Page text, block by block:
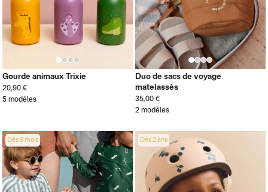
Gourde animaux Trixie
20,90 €
5 modèles
Duo de sacs de voyage
matelassés
35,00 €
2 modèles
Dès 9 mois Dès 2 ans